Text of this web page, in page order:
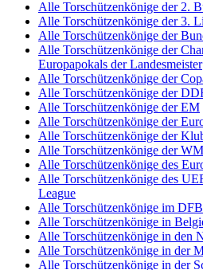
Alle Torschützenkönige der 2.
Alle Torschützenkönige der 3.
Alle Torschützenkönige der
Alle Torschützenkönige der
Europapokals der Landesmeister
Alle Torschützenkönige der
Alle Torschützenkönige der
Alle Torschützenkönige der EM
Alle Torschützenkönige der
Alle Torschützenkönige der
Alle Torschützenkönige der WM
Alle Torschützenkönige des
Alle Torschützenkönige des
League
Alle Torschützenkönige im
Alle Torschützenkönige in
Alle Torschützenkönige in den
Alle Torschützenkönige in der
Alle Torschützenkönige in der